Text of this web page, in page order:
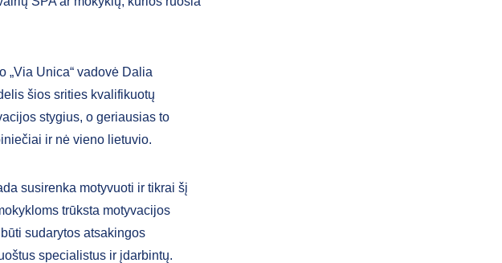
„Via Unica“ vadovė Dalia
šios srities kvalifikuotų
stygius, o geriausias to
ir nė vieno lietuvio.
susirenka motyvuoti ir tikrai šį
trūksta motyvacijos
sudarytos atsakingos
specialistus ir įdarbintų.